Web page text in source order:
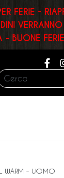
FERIE -
VERRANNO
- BUONE
WARM – UOMO